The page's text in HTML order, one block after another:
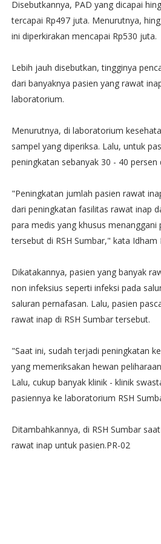
Disebutkannya, PAD yang dicapai
tercapai Rp497 juta. Menurutnya,
ini diperkirakan mencapai Rp530 juta.
Lebih jauh disebutkan, tingginya
dari banyaknya pasien yang rawat
laboratorium.
Menurutnya, di laboratorium
sampel yang diperiksa. Lalu, untuk
peningkatan sebanyak 30 - 40 persen
"Peningkatan jumlah pasien rawat
dari peningkatan fasilitas rawat inap
para medis yang khusus menanggani
tersebut di RSH Sumbar," kata Idham
Dikatakannya, pasien yang banyak
non infeksius seperti infeksi pada
saluran pernafasan. Lalu, pasien
rawat inap di RSH Sumbar tersebut.
"Saat ini, sudah terjadi peningkatan
yang memeriksakan hewan
Lalu, cukup banyak klinik - klinik
pasiennya ke laboratorium RSH
Ditambahkannya, di RSH Sumbar
rawat inap untuk pasien.PR-02